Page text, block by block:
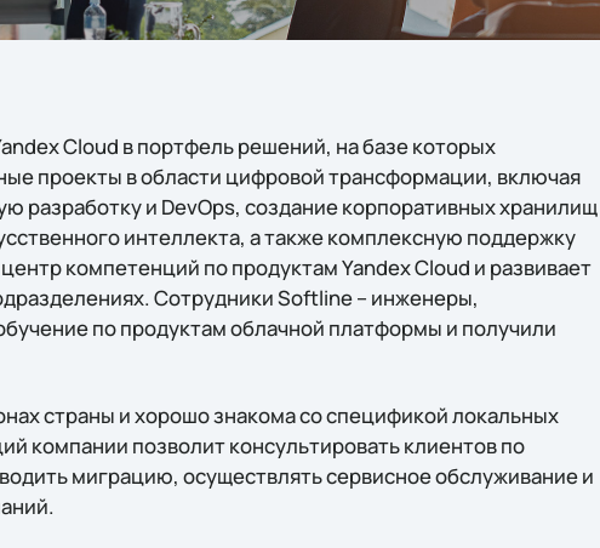
Cloud в портфель решений, на базе которых
проекты в области цифровой трансформации, включая
разработку и DevOps, создание корпоративных хранилищ
интеллекта, а также комплексную поддержку
компетенций по продуктам Yandex Cloud и развивает
Сотрудники Softline – инженеры,
по продуктам облачной платформы и получили
страны и хорошо знакома со спецификой локальных
компании позволит консультировать клиентов по
миграцию, осуществлять сервисное обслуживание и